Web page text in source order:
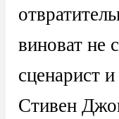
виноват не
сценарист
Стивен